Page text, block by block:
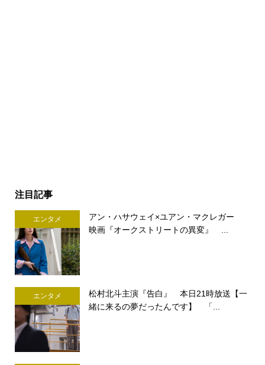
注目記事
エンタメ
アン・ハサウェイ×ユアン・マクレガー
映画『オークストリートの異変』 ...
エンタメ
松村北斗主演『告白』 本日21時放送【一
緒に来るの夢だったんです】 「...